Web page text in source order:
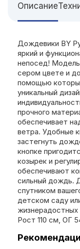
Описание
Дождевики BY
яркий и
непосед!
сером цвете и
помощью
уникальный
прочного
обеспечивает
ветра. Удобные
застегнуть
кнопке
козырек и
обеспечивают
сильный дождь.
спутником
детском саду
Рост 110 см, ОГ